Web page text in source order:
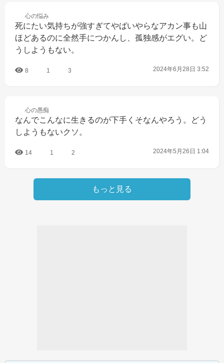
心の悩み
死にたい気持ちが強すぎてやばいやらなアカン事も山
ほどあるのに全然手につかんし、孤独感がエグい。ど
うしようもない。
8 1 3 2024年6月28日 3:52
心の愚痴
なんでこんなに生きるのが下手くそなんやろう。どう
しようもないクソ。
14 1 2 2024年5月26日 1:04
もっと見る